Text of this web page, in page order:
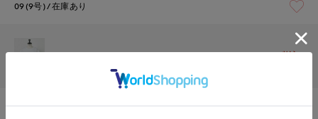
09(9号) 在庫あり
ホワイト ￥5,940 (税込)
09(9号) 残りわずか